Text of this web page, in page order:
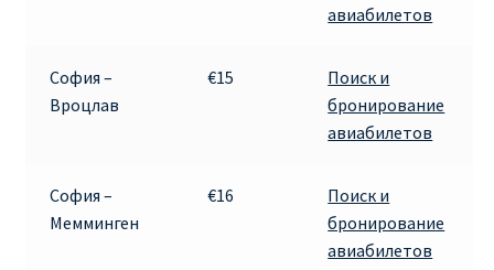
ДЕШЕВЫЕ АВИАБИЛЕТЫ В ЛОНДОН
ДЕШЕВЫЕ АВИАБИЛЕТЫ В ПАРИЖ
авиабилетов
София –
Вроцлав
€15
Поиск и
бронирование
авиабилетов
София –
Мемминген
€16
Поиск и
бронирование
авиабилетов